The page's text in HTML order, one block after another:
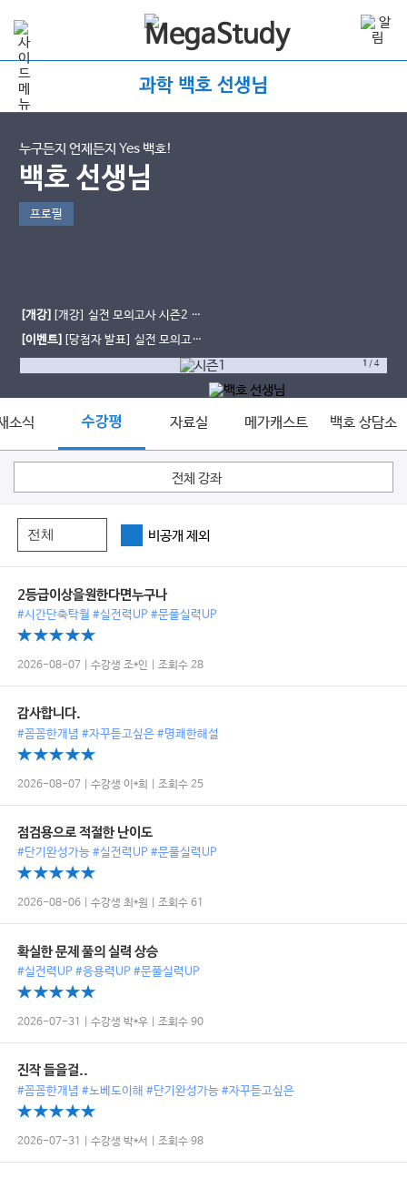
과학 백호 선생님
누구든지 언제든지 Yes 백호!
백호 선생님
프로필
[개강] [개강] 실전 모의고사 시즌2 개
강&교재 입고
[이벤트] [당첨자 발표] 실전 모의고사
열공 다짐 이벤트
1 /4
소식 수강평 자료실 메가캐스트 백호 상담소
전체 강좌
비공개 제외
2등급이상을원한다면누구나
#시간단축탁월 #실전력UP #문풀실력UP
2026-08-07 | 수강생 조*인 | 조회수 28
감사합니다.
#꼼꼼한개념 #자꾸듣고싶은 #명쾌한해설
2026-08-07 | 수강생 이*희 | 조회수 25
점검용으로 적절한 난이도
#단기완성가능 #실전력UP #문풀실력UP
2026-08-06 | 수강생 최*원 | 조회수 61
확실한 문제 풀의 실력 상승
#실전력UP #응용력UP #문풀실력UP
2026-07-31 | 수강생 박*우 | 조회수 90
진작 들을걸..
#꼼꼼한개념 #노베도이해 #단기완성가능 #자꾸듣고싶은
2026-07-31 | 수강생 박*서 | 조회수 98